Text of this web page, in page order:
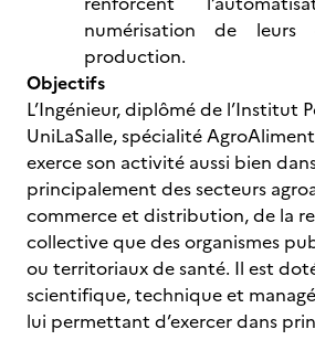
numérisation de leurs
production.
Objectifs
L’Ingénieur, diplômé de l’Institut
UniLaSalle, spécialité
exerce son activité aussi bien
principalement des secteurs
commerce et distribution, de la
collective que des organismes
ou territoriaux de santé. Il est
scientifique, technique et
lui permettant d’exercer dans